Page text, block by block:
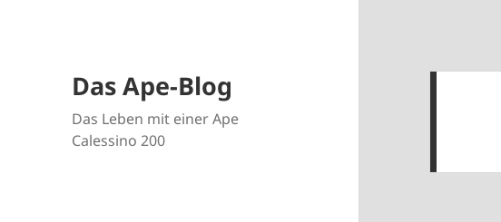
Das Ape-Blog
Das Leben mit einer Ape
Calessino 200